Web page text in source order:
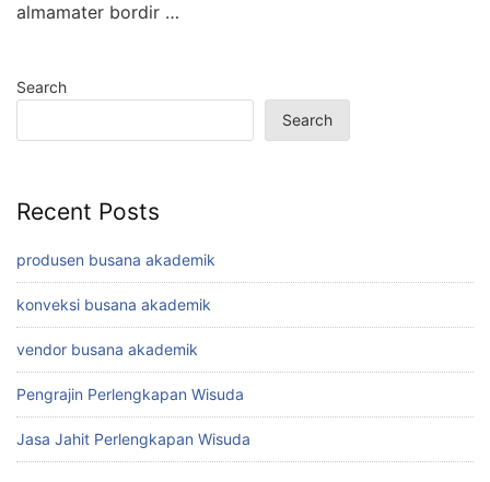
almamater bordir …
Search
Search
Recent Posts
produsen busana akademik
konveksi busana akademik
vendor busana akademik
Pengrajin Perlengkapan Wisuda
Jasa Jahit Perlengkapan Wisuda